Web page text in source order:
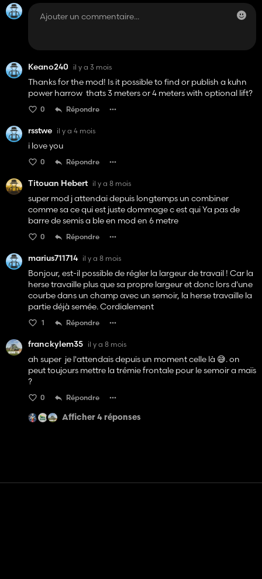
Keano240 il y a 3 mois
Thanks for the mod! Is it possible to find or publish a kuhn
power harrow thats 3 meters or 4 meters with optional lift?
0 Répondre
rsstwe il y a 4 mois
i love you
0 Répondre
Titouan Hebert il y a 8 mois
super mod j attendai depuis longtemps un combiner
comme sa ce qui est juste dommage c est qui Ya pas de
barre de semis a ble en mod en 6 metre
0 Répondre
marius711714 il y a 8 mois
Bonjour, est-il possible de régler la largeur de travail ! Car la
herse travaille plus que sa propre largeur et donc lors d'une
courbe dans un champ avec un semoir, la herse travaille la
partie déjà semée. Cordialement
1 Répondre
franckylem35 il y a 8 mois
ah super je l'attendais depuis un moment celle là 😅. on
peut toujours mettre la trémie frontale pour le semoir a maïs
?
0 Répondre
Afficher 4 réponses